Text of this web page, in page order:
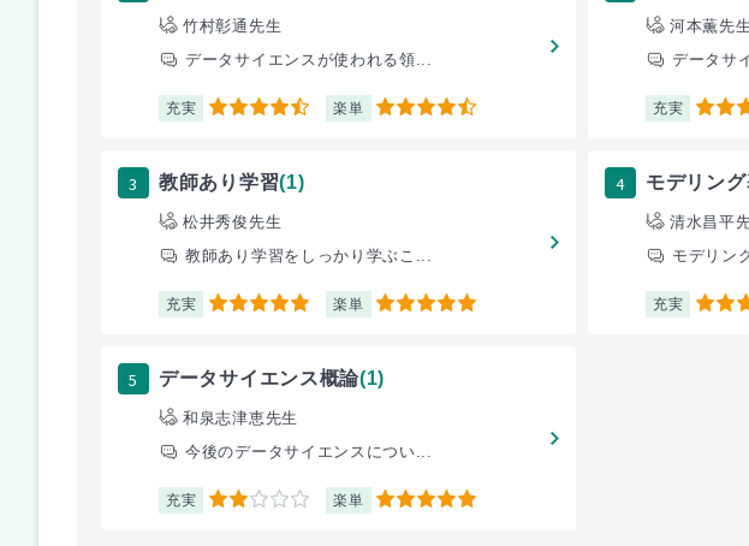
竹村彰通先生
データサイエンスが使われる領...
充実 4.5 楽単 4.5
河本薫先生
データサ
充実 5
3 教師あり学習(1)
松井秀俊先生
教師あり学習をしっかり学ぶこ...
充実 5 楽単 5
4 モデリン
清水昌平
モデリン
充実 5
5 データサイエンス概論(1)
和泉志津恵先生
今後のデータサイエンスについ...
充実 2 楽単 5